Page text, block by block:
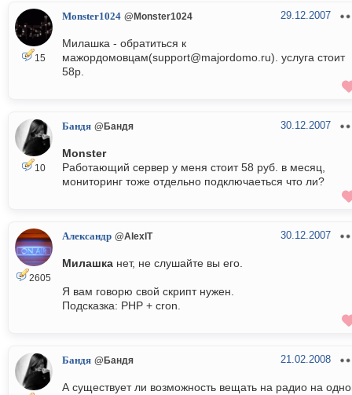
15
Monster1024 @Monster1024 29.12.2007
Милашка - обратиться к
мажордомовцам(support@majordomo.ru). услуга стоит
58р.
10
Бандя @Бандя 30.12.2007
Monster
Работающий сервер у меня стоит 58 руб. в месяц,
мониторинг тоже отдельно подключаеться что ли?
2605
Александр @AlexIT 30.12.2007
Милашка нет, не слушайте вы его.
Я вам говорю свой скрипт нужен.
Подсказка: PHP + cron.
Бандя @Бандя 21.02.2008
А существует ли возможность вещать на радио на